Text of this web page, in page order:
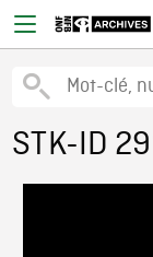
STK-ID